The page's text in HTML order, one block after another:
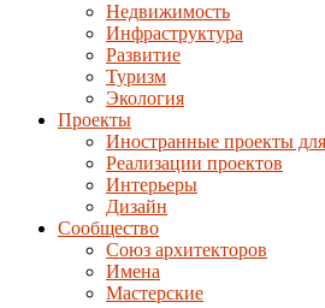
Недвижимость
Инфраструктура
Развитие
Туризм
Экология
Проекты
Иностранные проекты
Реализации проектов
Интерьеры
Дизайн
Сообщество
Союз архитекторов
Имена
Мастерские